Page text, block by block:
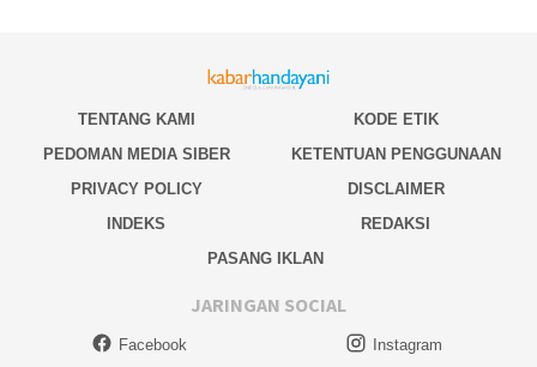
TENTANG KAMI
KODE ETIK
PEDOMAN MEDIA SIBER
KETENTUAN PENGGUNAAN
PRIVACY POLICY
DISCLAIMER
INDEKS
REDAKSI
PASANG IKLAN
JARINGAN SOCIAL
Facebook Instagram